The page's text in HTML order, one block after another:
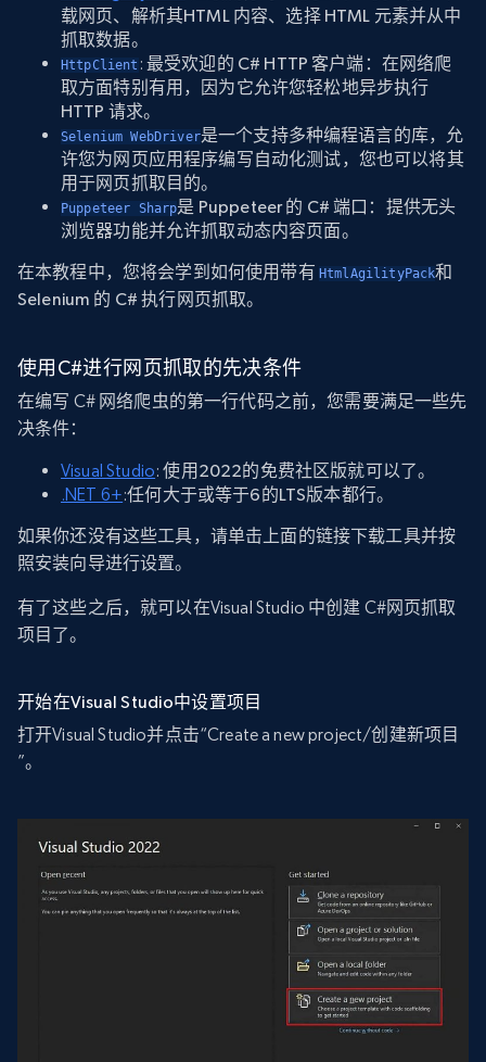
载网页、解析其HTML 内容、选择 HTML 元素并从中
抓取数据。
HttpClient : 最受欢迎的 C# HTTP 客户端：在网络爬
取方面特别有用，因为它允许您轻松地异步执行
HTTP 请求。
Selenium WebDriver是一个支持多种编程语言的库，允
许您为网页应用程序编写自动化测试，您也可以将其
用于网页抓取目的。
Puppeteer Sharp是 Puppeteer 的 C# 端口：提供无头
浏览器功能并允许抓取动态内容页面。
在本教程中，您将会学到如何使用带有 HtmlAgilityPack和
Selenium 的 C# 执行网页抓取。
使用C#进行网页抓取的先决条件
在编写 C# 网络爬虫的第一行代码之前，您需要满足一些先
决条件：
Visual Studio: 使用2022的免费社区版就可以了。
.NET 6+:任何大于或等于6的LTS版本都行。
如果你还没有这些工具，请单击上面的链接下载工具并按
照安装向导进行设置。
有了这些之后，就可以在Visual Studio 中创建 C#网页抓取
项目了。
开始在Visual Studio中设置项目
打开Visual Studio并点击“Create a new project/创建新项目
”。